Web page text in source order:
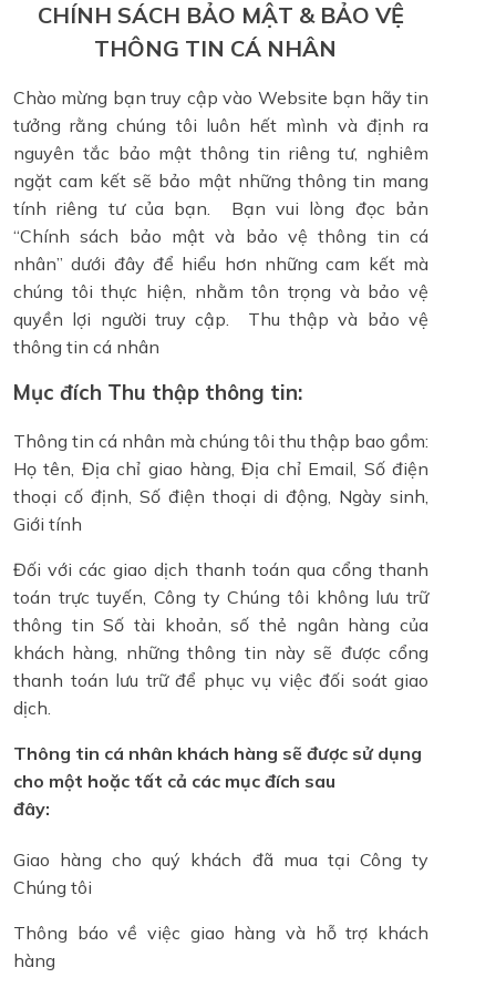
CHÍNH SÁCH BẢO MẬT & BẢO VỆ
THÔNG TIN CÁ NHÂN
Chào mừng bạn truy cập vào Website bạn hãy tin
tưởng rằng chúng tôi luôn hết mình và định ra
nguyên tắc bảo mật thông tin riêng tư, nghiêm
ngặt cam kết sẽ bảo mật những thông tin mang
tính riêng tư của bạn. Bạn vui lòng đọc bản
“Chính sách bảo mật và bảo vệ thông tin cá
nhân” dưới đây để hiểu hơn những cam kết mà
chúng tôi thực hiện, nhằm tôn trọng và bảo vệ
quyền lợi người truy cập. Thu thập và bảo vệ
thông tin cá nhân
Mục đích Thu thập thông tin:
Thông tin cá nhân mà chúng tôi thu thập bao gồm:
Họ tên, Địa chỉ giao hàng, Địa chỉ Email, Số điện
thoại cố định, Số điện thoại di động, Ngày sinh,
Giới tính
Đối với các giao dịch thanh toán qua cổng thanh
toán trực tuyến, Công ty Chúng tôi không lưu trữ
thông tin Số tài khoản, số thẻ ngân hàng của
khách hàng, những thông tin này sẽ được cổng
thanh toán lưu trữ để phục vụ việc đối soát giao
dịch.
Thông tin cá nhân khách hàng sẽ được sử dụng
cho một hoặc tất cả các mục đích sau
đây:
Giao hàng cho quý khách đã mua tại Công ty
Chúng tôi
Thông báo về việc giao hàng và hỗ trợ khách
hàng